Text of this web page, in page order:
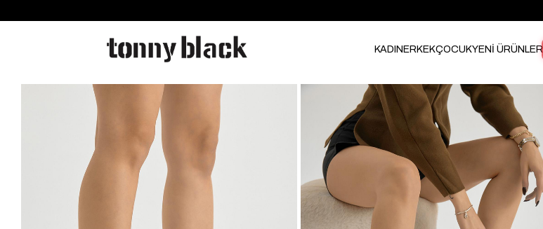
KADINERKEKÇOCUKYENİ ÜRÜNLER